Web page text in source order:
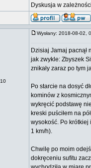
Dyskusja w
Wysłany: 2018-08-02,
Dzisiaj Jamaj pacnął
jak zwykle: Zbyszek
znikały zaraz po tym
Po starcie na dosyć
kominów z
wykręcić podstawę
kreski puściłem na
wysokość. Po krótkiej
1 km/h).
Chwilę po moim
dokręceniu sufitu